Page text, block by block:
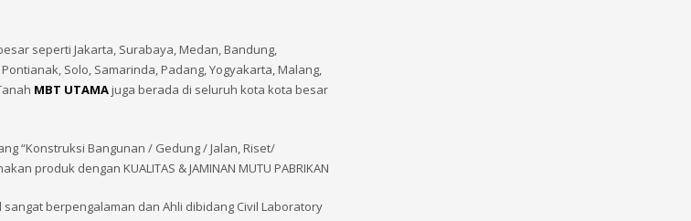
seperti Jakarta, Surabaya, Medan, Bandung,
Solo, Samarinda, Padang, Yogyakarta, Malang,
MBT UTAMAjuga berada di seluruh kota kota besar
“Konstruksi Bangunan / Gedung / Jalan, Riset/
produk dengan KUALITAS & JAMINAN MUTU PABRIKAN
berpengalaman dan Ahli dibidang Civil Laboratory